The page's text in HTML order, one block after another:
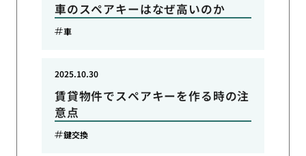
車のスペアキーはなぜ高いのか
車
賃貸物件でスペアキーを作る時の注
意点
2025.10.30
鍵交換